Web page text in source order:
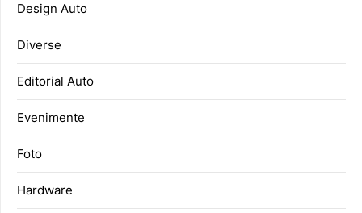
Design Auto
Diverse
Editorial Auto
Evenimente
Foto
Hardware